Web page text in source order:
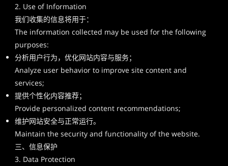
2. Use of Information
我们收集的信息将用于：
The information collected may be used for the following
purposes:
分析用户行为，优化网站内容与服务；
Analyze user behavior to improve site content and
services;
提供个性化内容推荐；
Provide personalized content recommendations;
维护网站安全与正常运行。
Maintain the security and functionality of the website.
三、信息保护
3. Data Protection